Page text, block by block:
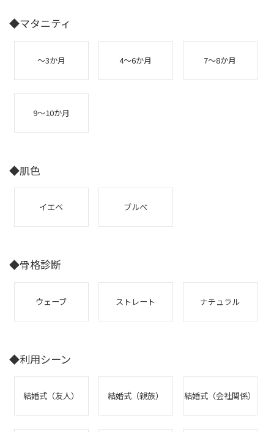
◆マタニティ
～3か月 4～6か月 7～8か月
9～10か月
◆肌色
イエベ ブルべ
◆骨格診断
ウェーブ ストレート ナチュラル
◆利用シーン
結婚式（友人） 結婚式（親族） 結婚式（会社関係）